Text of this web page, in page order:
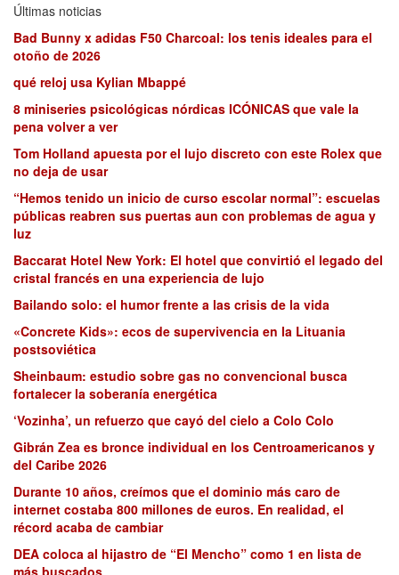
Últimas noticias
Bad Bunny x adidas F50 Charcoal: los tenis ideales para el
otoño de 2026
qué reloj usa Kylian Mbappé
8 miniseries psicológicas nórdicas ICÓNICAS que vale la
pena volver a ver
Tom Holland apuesta por el lujo discreto con este Rolex que
no deja de usar
“Hemos tenido un inicio de curso escolar normal”: escuelas
públicas reabren sus puertas aun con problemas de agua y
luz
Baccarat Hotel New York: El hotel que convirtió el legado del
cristal francés en una experiencia de lujo
Bailando solo: el humor frente a las crisis de la vida
«Concrete Kids»: ecos de supervivencia en la Lituania
postsoviética
Sheinbaum: estudio sobre gas no convencional busca
fortalecer la soberanía energética
‘Vozinha’, un refuerzo que cayó del cielo a Colo Colo
Gibrán Zea es bronce individual en los Centroamericanos y
del Caribe 2026
Durante 10 años, creímos que el dominio más caro de
internet costaba 800 millones de euros. En realidad, el
récord acaba de cambiar
DEA coloca al hijastro de “El Mencho” como 1 en lista de
más buscados